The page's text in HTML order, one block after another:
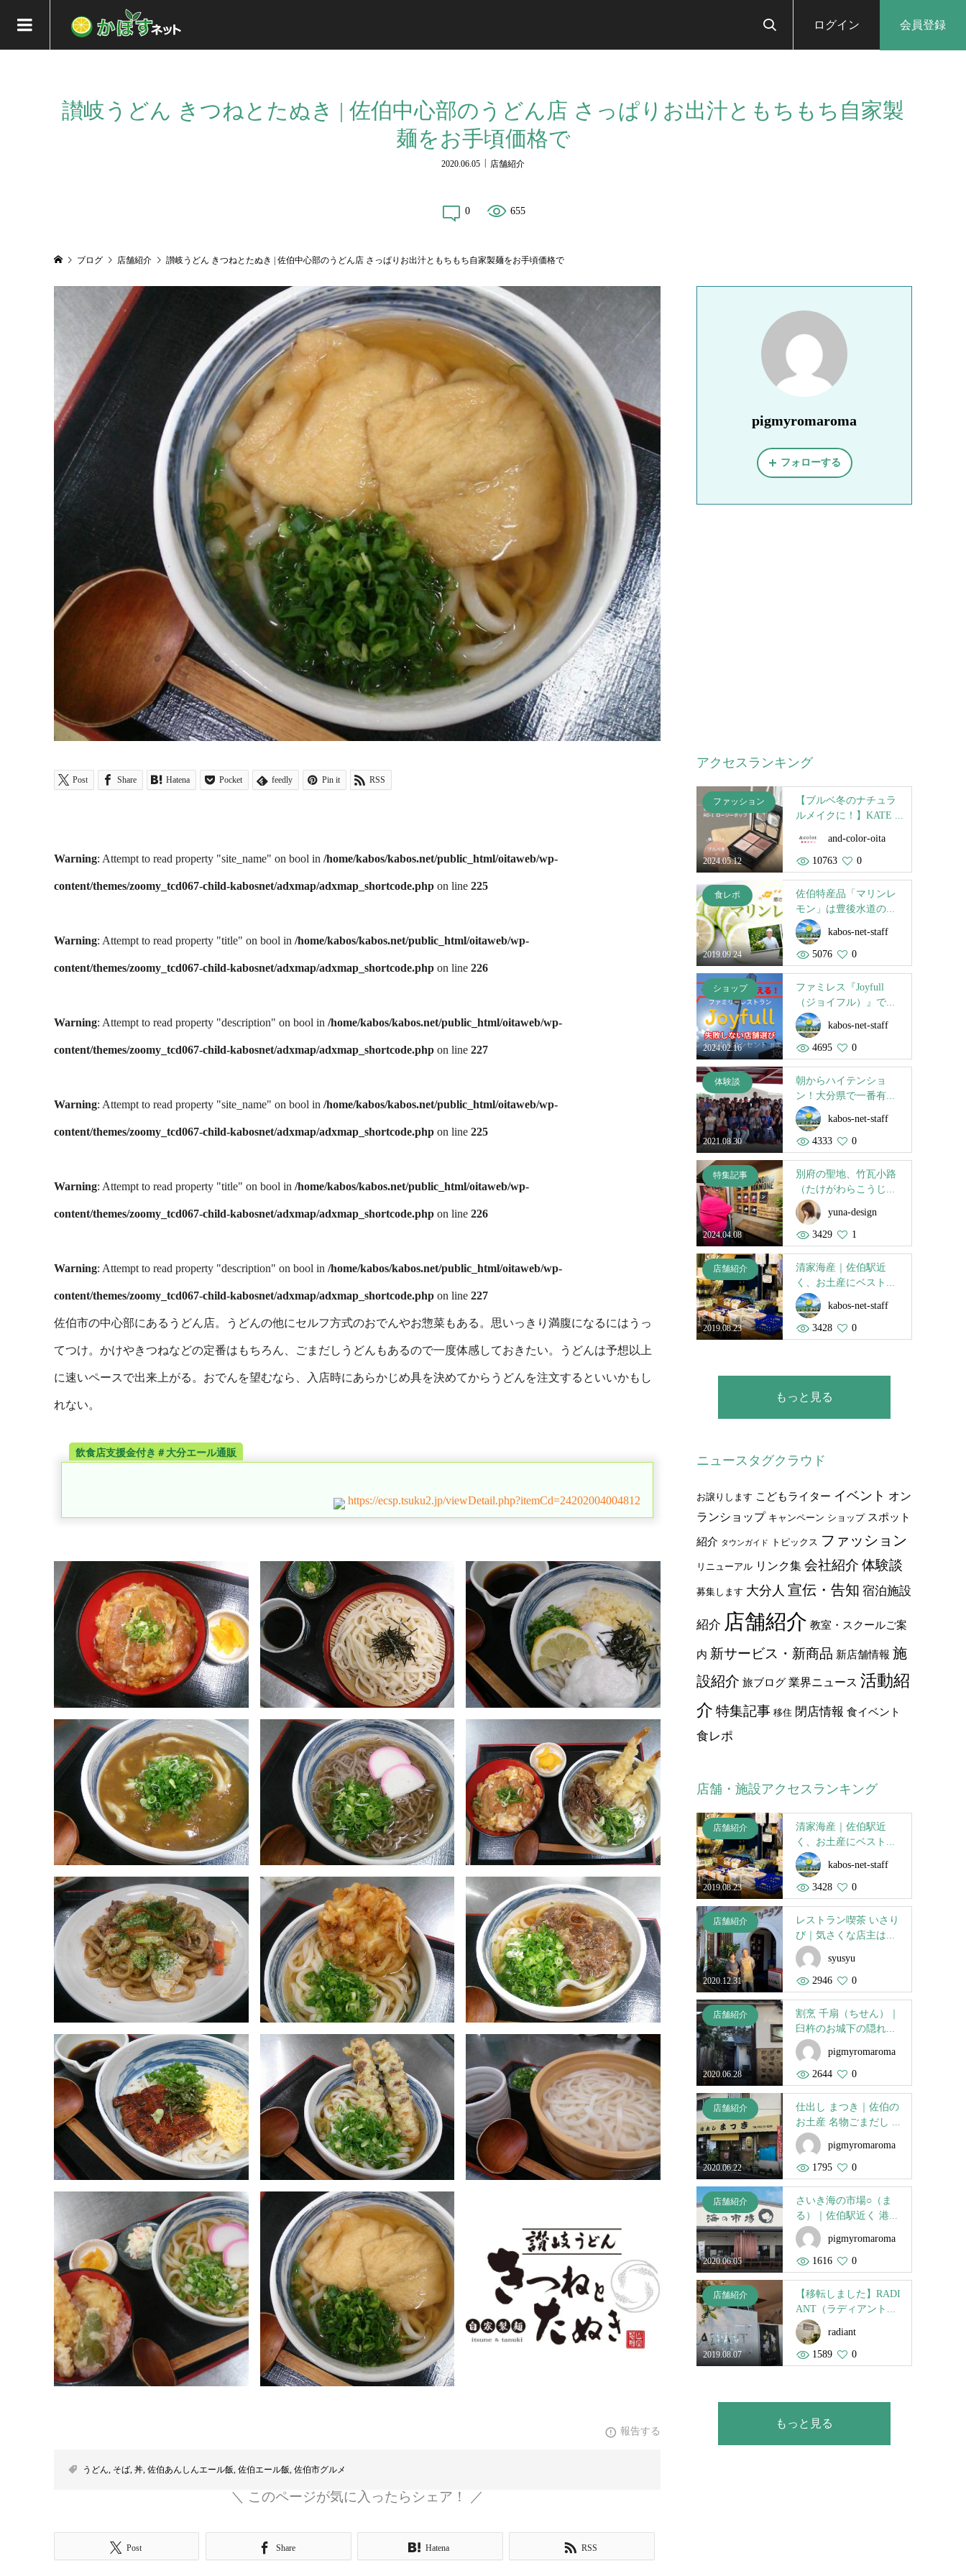
ログイン 会員登録
讃岐うどん きつねとたぬき | 佐伯中心部のうどん店 さっぱりお出汁ともちもち自家製
麺をお手頃価格で
2020.06.05 店舗紹介
0 655
ブログ 店舗紹介 讃岐うどん きつねとたぬき | 佐伯中心部のうどん店 さっぱりお出汁ともちもち自家製麺をお手頃価格で
Post Share Hatena Pocket feedly Pin it RSS
Warning: Attempt to read property "site_name" on bool in /home/kabos/kabos.net/public_html/oitaweb/wp-
content/themes/zoomy_tcd067-child-kabosnet/adxmap/adxmap_shortcode.phpon line 225
Warning: Attempt to read property "title" on bool in /home/kabos/kabos.net/public_html/oitaweb/wp-
content/themes/zoomy_tcd067-child-kabosnet/adxmap/adxmap_shortcode.phpon line 226
Warning: Attempt to read property "description" on bool in /home/kabos/kabos.net/public_html/oitaweb/wp-
content/themes/zoomy_tcd067-child-kabosnet/adxmap/adxmap_shortcode.phpon line 227
Warning: Attempt to read property "site_name" on bool in /home/kabos/kabos.net/public_html/oitaweb/wp-
content/themes/zoomy_tcd067-child-kabosnet/adxmap/adxmap_shortcode.phpon line 225
Warning: Attempt to read property "title" on bool in /home/kabos/kabos.net/public_html/oitaweb/wp-
content/themes/zoomy_tcd067-child-kabosnet/adxmap/adxmap_shortcode.phpon line 226
Warning: Attempt to read property "description" on bool in /home/kabos/kabos.net/public_html/oitaweb/wp-
content/themes/zoomy_tcd067-child-kabosnet/adxmap/adxmap_shortcode.phpon line 227
佐伯市の中心部にあるうどん店。うどんの他にセルフ方式のおでんやお惣菜もある。思いっきり満腹になるにはうっ
てつけ。かけやきつねなどの定番はもちろん、ごまだしうどんもあるので一度体感しておきたい。うどんは予想以上
に速いペースで出来上がる。おでんを望むなら、入店時にあらかじめ具を決めてからうどんを注文するといいかもし
れない。
飲食店支援金付き＃大分エール通販
https://ecsp.tsuku2.jp/viewDetail.php?itemCd=24202004004812
報告する
うどん, そば, 丼, 佐伯あんしんエール飯, 佐伯エール飯, 佐伯市グルメ
＼ このページが気に入ったらシェア！ ／
Post Share Hatena RSS
pigmyromaroma
フォローする
アクセスランキング
2024.05.12
ファッション
【ブルベ冬のナチュラ
ルメイクに！】KATE ...
and-color-oita
10763 0
2019.09.24
食レポ
佐伯特産品「マリンレ
モン」は豊後水道の...
kabos-net-staff
5076 0
2024.02.16
ショップ
ファミレス『Joyfull
（ジョイフル）』で...
kabos-net-staff
4695 0
2021.08.30
体験談
朝からハイテンショ
ン！大分県で一番有...
kabos-net-staff
4333 0
2024.04.08
特集記事
別府の聖地、竹瓦小路
（たけがわらこうじ...
yuna-design
3429 1
2019.08.23
店舗紹介
清家海産｜佐伯駅近
く、お土産にベスト...
kabos-net-staff
3428 0
もっと見る
ニュースタグクラウド
お譲りします こどもライター イベント オン
ランショップ キャンペーン ショップ スポット
紹介 タウンガイド トピックス ファッション
リニューアル リンク集 会社紹介 体験談
募集します 大分人 宣伝・告知 宿泊施設
紹介 店舗紹介 教室・スクールご案
内 新サービス・新商品 新店舗情報 施
設紹介 旅ブログ 業界ニュース 活動紹
介 特集記事 移住 閉店情報 食イベント
食レポ
店舗・施設アクセスランキング
2019.08.23
店舗紹介
清家海産｜佐伯駅近
く、お土産にベスト...
kabos-net-staff
3428 0
2020.12.31
店舗紹介
レストラン喫茶 いさり
び｜気さくな店主は...
syusyu
2946 0
2020.06.28
店舗紹介
割烹 千扇（ちせん）｜
臼杵のお城下の隠れ...
pigmyromaroma
2644 0
2020.06.22
店舗紹介
仕出し まつき｜佐伯の
お土産 名物ごまだし ...
pigmyromaroma
1795 0
2020.06.05
店舗紹介
さいき海の市場○（ま
る）｜佐伯駅近く 港...
pigmyromaroma
1616 0
2019.08.07
店舗紹介
【移転しました】RADI
ANT（ラディアント...
radiant
1589 0
もっと見る